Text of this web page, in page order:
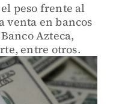
peso frente al
venta en bancos
Azteca,
entre otros.